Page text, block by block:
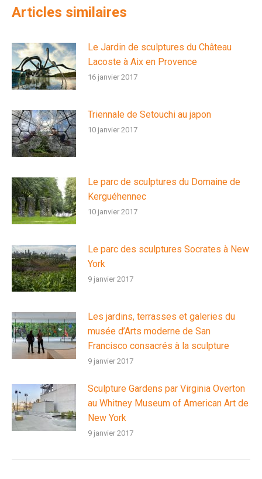
Articles similaires
Le Jardin de sculptures du Château
Lacoste à Aix en Provence
16 janvier 2017
Triennale de Setouchi au japon
10 janvier 2017
Le parc de sculptures du Domaine de
Kerguéhennec
10 janvier 2017
Le parc des sculptures Socrates à New
York
9 janvier 2017
Les jardins, terrasses et galeries du
musée d’Arts moderne de San
Francisco consacrés à la sculpture
9 janvier 2017
Sculpture Gardens par Virginia Overton
au Whitney Museum of American Art de
New York
9 janvier 2017